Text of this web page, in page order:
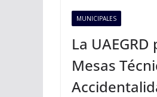
MUNICIPALES
La
Mesas